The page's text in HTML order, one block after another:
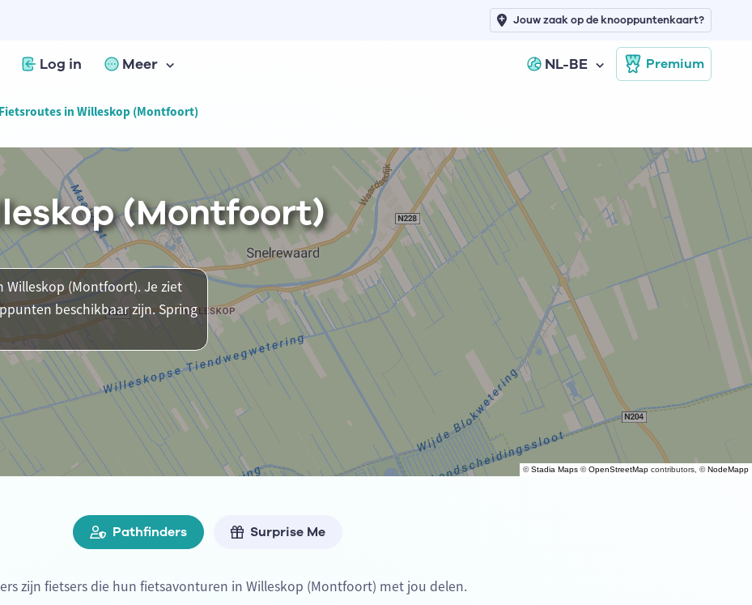
Log in Meer NL-BE Premium
Jouw zaak op de knooppuntenkaart?
Fietsroutes in Willeskop (Montfoort)
©Stadia Maps ©OpenStreetMap contributors, ©NodeMapp
(Montfoort)
(Montfoort). Je ziet
beschikbaar zijn. Spring
Pathfinders Surprise Me
zijn fietsers die hun fietsavonturen in Willeskop (Montfoort) met jou delen.